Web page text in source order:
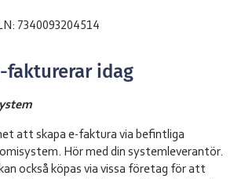
7340093204514
fakturerar idag
att skapa e-faktura via befintliga
Hör med din systemleverantör.
också köpas via vissa företag för att